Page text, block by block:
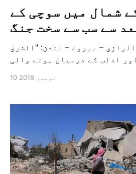
شمال میں سوچی کے
سے سب سے سخت جنگ
– بیروت – لندن: "الشرق
اور ادلب کے درمیان ہونے والی
ہلاک ہوئے ہیں اور ادلب
10 نومبر 2018